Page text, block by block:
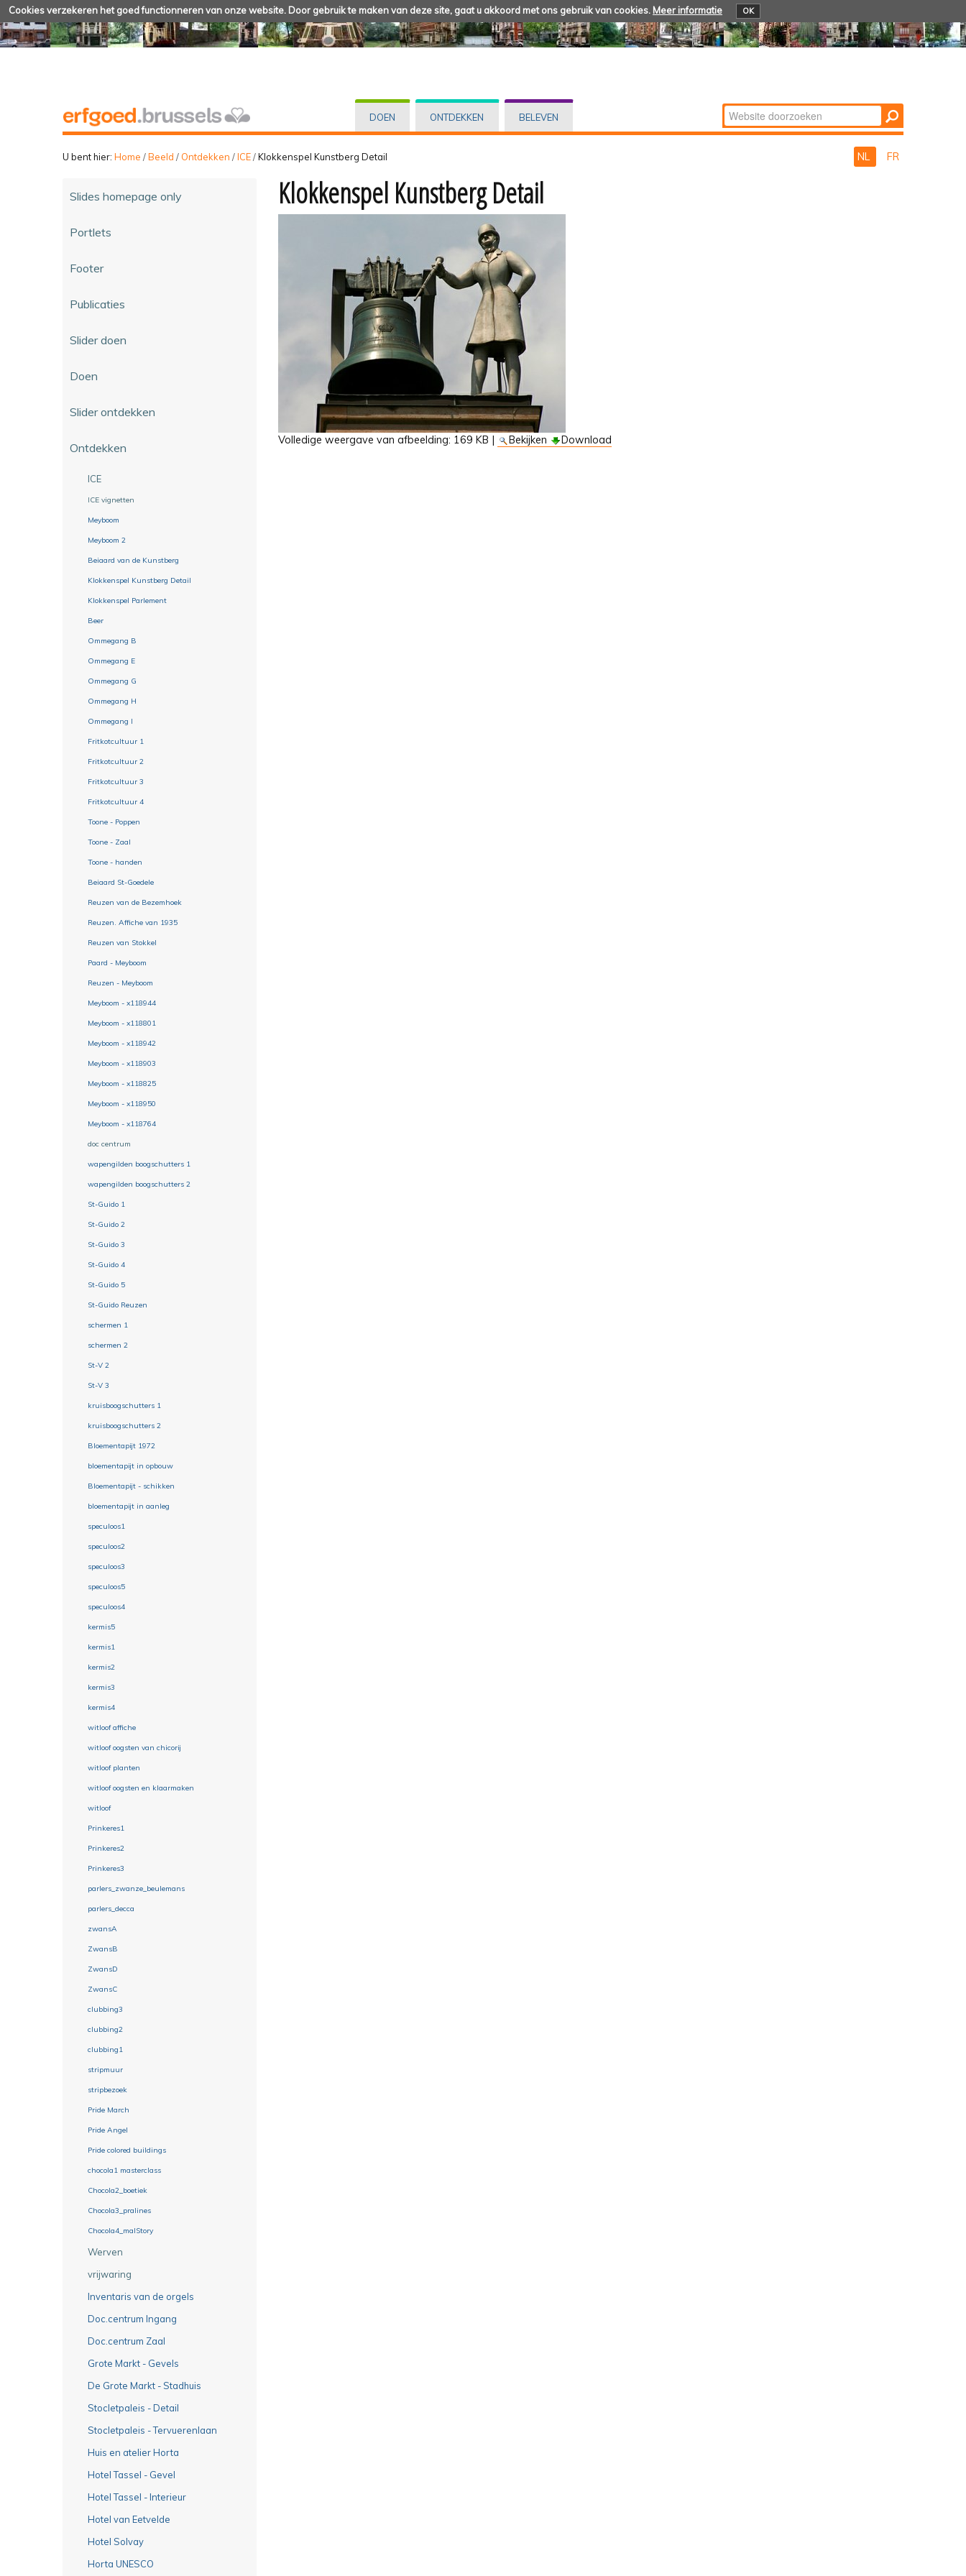
Cookies verzekeren het goed functionneren van onze website. Door gebruik te maken van deze site, gaat u akkoord met ons gebruik van cookies. Meer informatie OK
DOEN ONTDEKKEN BELEVEN Zoek
Geavanceerd
U bent hier: Home /Beeld / Ontdekken /ICE/Klokkenspel Kunstberg Detail NL FR
Slides homepage only
Portlets
Footer
Publicaties
Slider doen
Doen
Slider ontdekken
Ontdekken
ICE
ICE vignetten
Meyboom
Meyboom 2
Beiaard van de Kunstberg
Klokkenspel Kunstberg Detail
Klokkenspel Parlement
Beer
Ommegang B
Ommegang E
Ommegang G
Ommegang H
Ommegang I
Fritkotcultuur 1
Fritkotcultuur 2
Fritkotcultuur 3
Fritkotcultuur 4
Toone - Poppen
Toone - Zaal
Toone - handen
Beiaard St-Goedele
Reuzen van de Bezemhoek
Reuzen. Affiche van 1935
Reuzen van Stokkel
Paard - Meyboom
Reuzen - Meyboom
Meyboom - x118944
Meyboom - x118801
Meyboom - x118942
Meyboom - x118903
Meyboom - x118825
Meyboom - x118950
Meyboom - x118764
doc centrum
wapengilden boogschutters 1
wapengilden boogschutters 2
St-Guido 1
St-Guido 2
St-Guido 3
St-Guido 4
St-Guido 5
St-Guido Reuzen
schermen 1
schermen 2
St-V 2
St-V 3
kruisboogschutters 1
kruisboogschutters 2
Bloementapijt 1972
bloementapijt in opbouw
Bloementapijt - schikken
bloementapijt in aanleg
speculoos1
speculoos2
speculoos3
speculoos5
speculoos4
kermis5
kermis1
kermis2
kermis3
kermis4
witloof affiche
witloof oogsten van chicorij
witloof planten
witloof oogsten en klaarmaken
witloof
Prinkeres1
Prinkeres2
Prinkeres3
parlers_zwanze_beulemans
parlers_decca
zwansA
ZwansB
ZwansD
ZwansC
clubbing3
clubbing2
clubbing1
stripmuur
stripbezoek
Pride March
Pride Angel
Pride colored buildings
chocola1 masterclass
Chocola2_boetiek
Chocola3_pralines
Chocola4_malStory
Werven
vrijwaring
Inventaris van de orgels
Doc.centrum Ingang
Doc.centrum Zaal
Grote Markt - Gevels
De Grote Markt - Stadhuis
Stocletpaleis - Detail
Stocletpaleis - Tervuerenlaan
Huis en atelier Horta
Hotel Tassel - Gevel
Hotel Tassel - Interieur
Hotel van Eetvelde
Hotel Solvay
Horta UNESCO
Klokkenspel Kunstberg Detail
Volledige weergave van afbeelding: 169 KB | Bekijken Download